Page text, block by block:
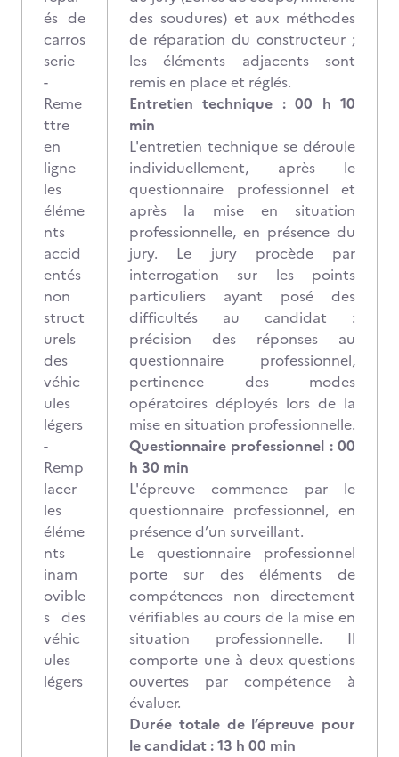
és de
carros
serie
-
Reme
ttre
en
ligne
les
éléme
nts
accid
entés
non
struct
urels
des
véhic
ules
légers
-
Remp
lacer
les
éléme
nts
inam
ovible
s des
véhic
ules
légers
des soudures) et aux méthodes
de réparation du constructeur ;
les éléments adjacents sont
remis en place et réglés.
Entretien technique : 00 h 10
min
L'entretien technique se déroule
individuellement, après le
questionnaire professionnel et
après la mise en situation
professionnelle, en présence du
jury. Le jury procède par
interrogation sur les points
particuliers ayant posé des
difficultés au candidat :
précision des réponses au
questionnaire professionnel,
pertinence des modes
opératoires déployés lors de la
mise en situation professionnelle.
Questionnaire professionnel : 00
h 30 min
L'épreuve commence par le
questionnaire professionnel, en
présence d’un surveillant.
Le questionnaire professionnel
porte sur des éléments de
compétences non directement
vérifiables au cours de la mise en
situation professionnelle. Il
comporte une à deux questions
ouvertes par compétence à
évaluer.
Durée totale de l’épreuve pour
le candidat : 13 h 00 min